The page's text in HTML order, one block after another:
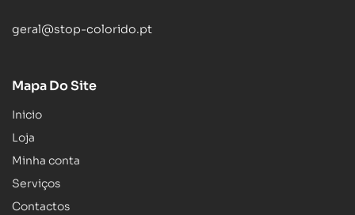
geral@stop-colorido.pt
Mapa Do Site
Inicio
Loja
Minha conta
Serviços
Contactos